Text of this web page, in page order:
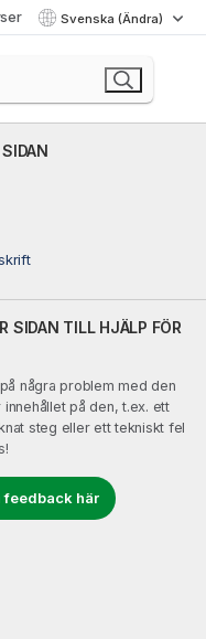
Svenska (Ändra)
SIDAN TILL HJÄLP FÖR
några problem med den
innehållet på den, t.ex. ett
steg eller ett tekniskt fel
feedback här